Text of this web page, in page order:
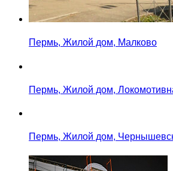
Пермь, Жилой дом, Малково
Пермь, Жилой дом,
Пермь, Жилой дом,